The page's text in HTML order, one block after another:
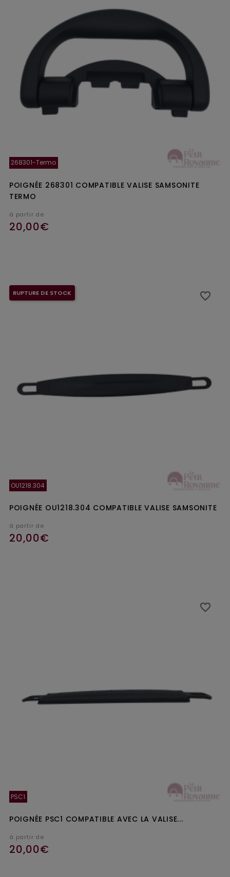
268301-Termo
POIGNÉE 268301 COMPATIBLE VALISE SAMSONITE
TERMO
à partir de
20,00€
OU1218.304
POIGNÉE OU1218.304 COMPATIBLE VALISE SAMSONITE
à partir de
20,00€
RUPTURE DE STOCK favorite_border
favorite_border
PSC1
POIGNÉE PSC1 COMPATIBLE AVEC LA VALISE...
à partir de
20,00€
favorite_border
favorite_border